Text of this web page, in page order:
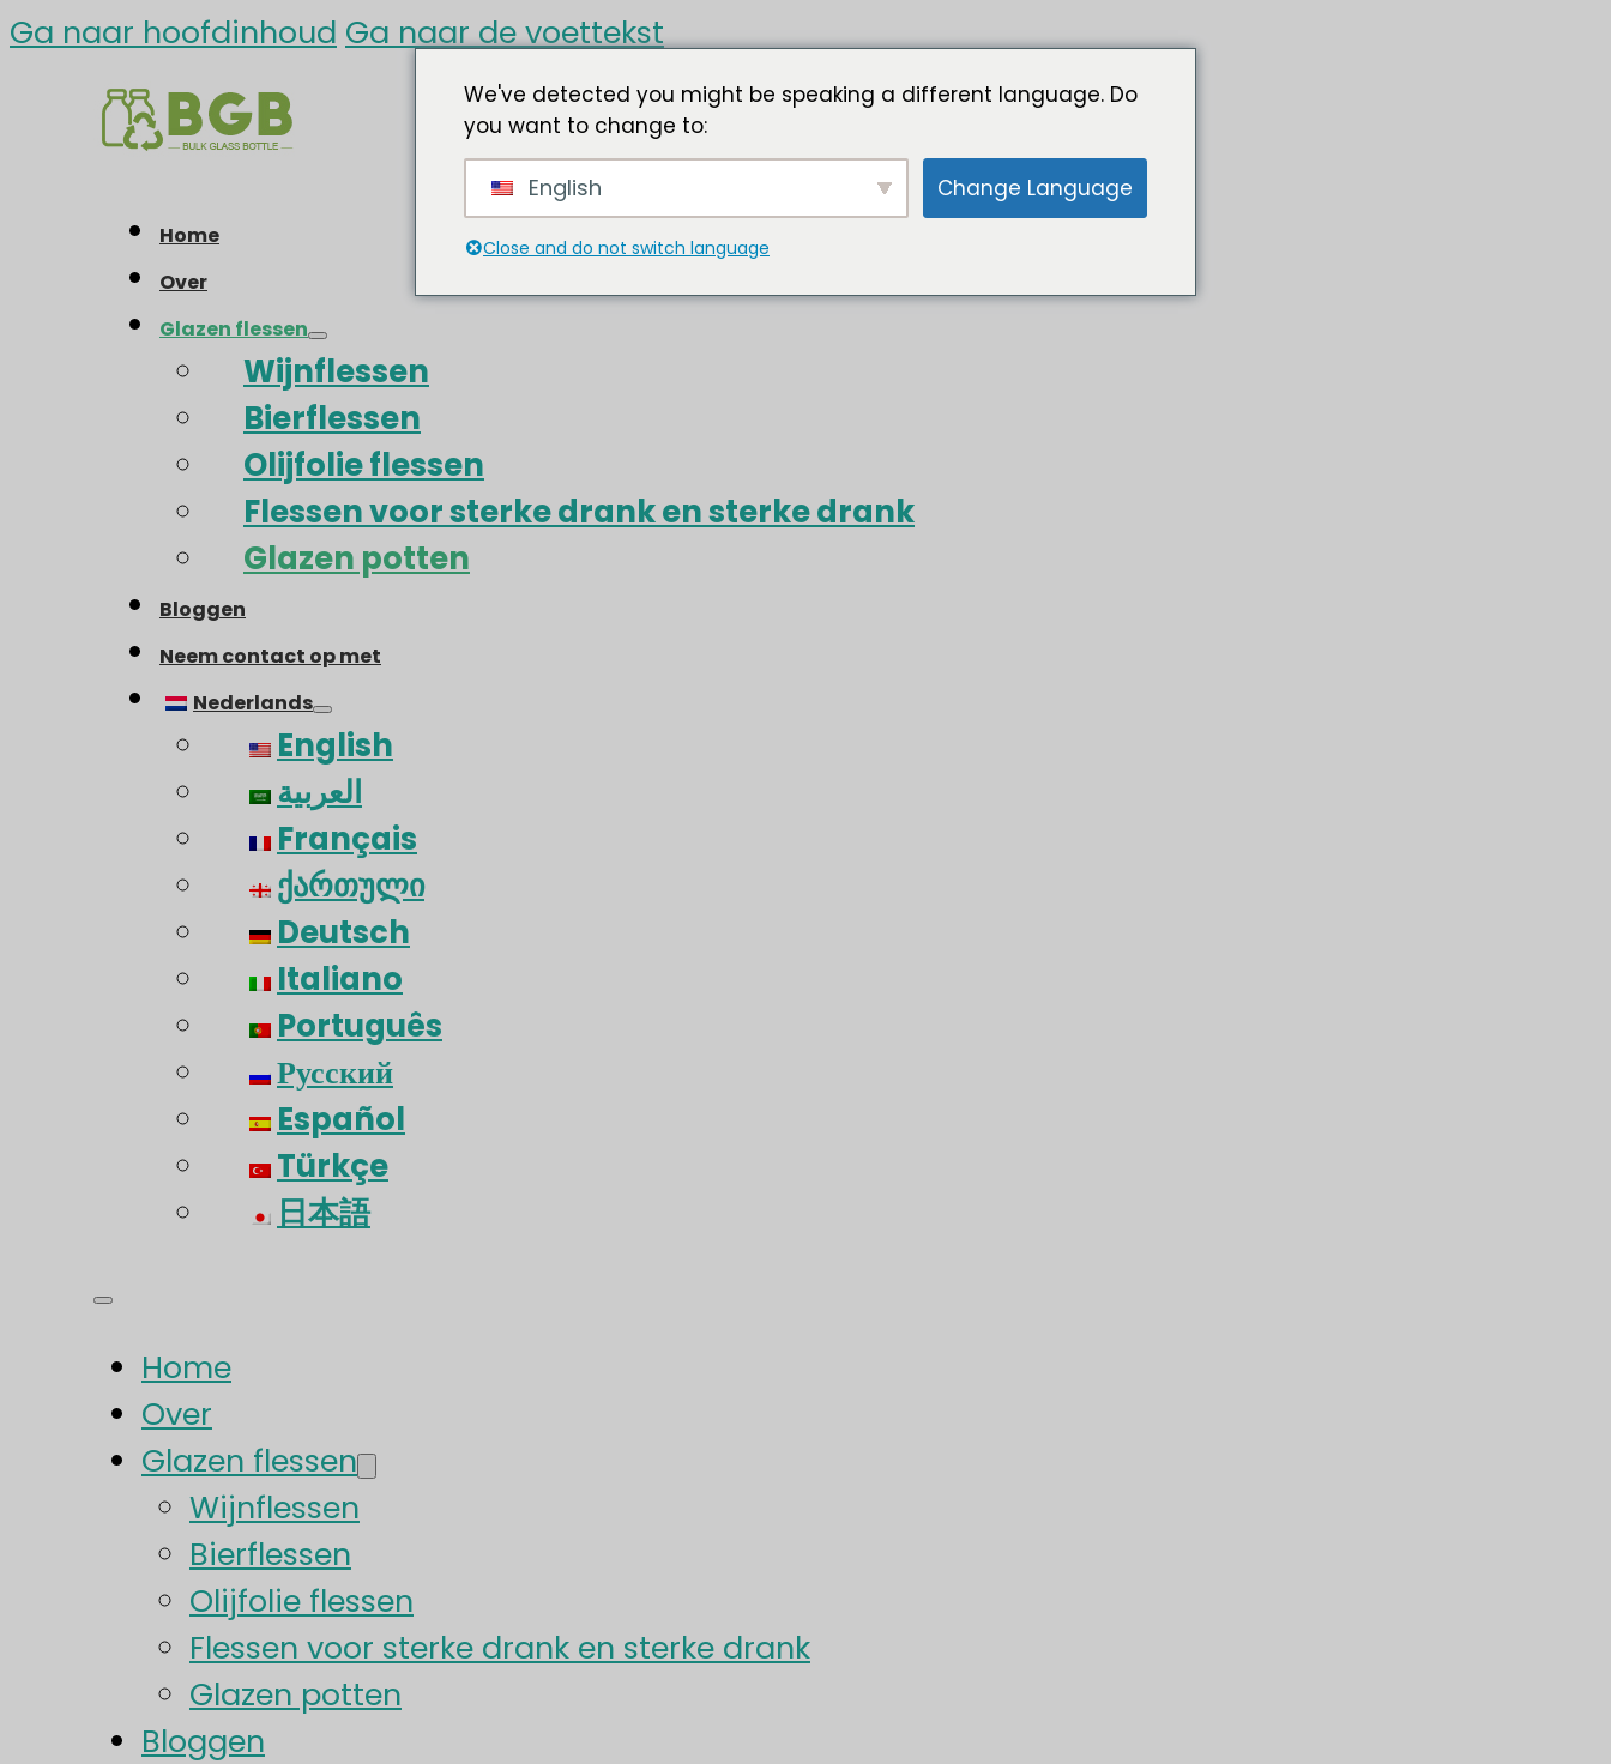
Ga naar hoofdinhoud Ga naar de voettekst
Home
Over
Glazen flessen
Wijnflessen
Bierflessen
Olijfolie flessen
Flessen voor sterke drank en sterke drank
Glazen potten
Bloggen
Neem contact op met
Nederlands
English
العربية
Français
ქართული
Deutsch
Italiano
Português
Русский
Español
Türkçe
日本語
Home
Over
Glazen flessen
Wijnflessen
Bierflessen
Olijfolie flessen
Flessen voor sterke drank en sterke drank
Glazen potten
Bloggen
We've detected you might be speaking a different language. Do
you want to change to:
English Change Language
Close and do not switch language